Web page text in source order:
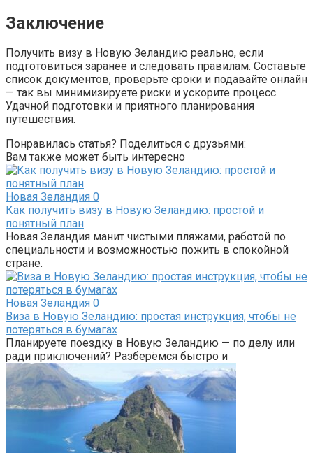
Заключение
Получить визу в Новую Зеландию реально, если
подготовиться заранее и следовать правилам. Составьте
список документов, проверьте сроки и подавайте онлайн
— так вы минимизируете риски и ускорите процесс.
Удачной подготовки и приятного планирования
путешествия.
Понравилась статья? Поделиться с друзьями:
Вам также может быть интересно
Новая Зеландия 0
Как получить визу в Новую Зеландию: простой и
понятный план
Новая Зеландия манит чистыми пляжами, работой по
специальности и возможностью пожить в спокойной
стране.
Новая Зеландия 0
Виза в Новую Зеландию: простая инструкция, чтобы не
потеряться в бумагах
Планируете поездку в Новую Зеландию — по делу или
ради приключений? Разберёмся быстро и